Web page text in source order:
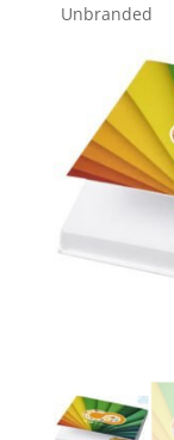
Unbranded